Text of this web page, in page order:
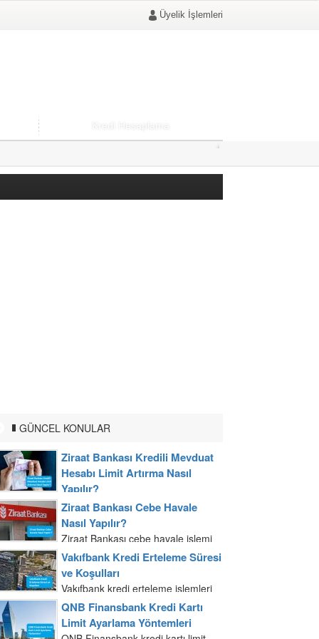
Üyelik İşlemleri
GÜNCEL KONULAR
Ziraat Bankası Kredili Mevduat
Hesabı Limit Artırma Nasıl
Yapılır?
Ziraat Bankası kredili mevduat
hesabı limitinizi artırmak için banka
şubelerine başvuru yapabilmeniz
mümkündür. Gelir belgenizi ve
nüfus cüzdanınızla banka şubesine
gittiğiniz zaman kredi yetkilisi ile...
Ziraat Bankası Cebe Havale
Nasıl Yapılır?
Ziraat Bankası cebe havale işlemi
mobil uygulama ve internet
bankacılığı üzerinden yapılır. Ziraat
Bankası cebe havale işlemini
internet bankacılığından
gerçekleştirmek T.C. kimlik
numarası veya müşteri...
Vakıfbank Kredi Erteleme Süresi
ve Koşulları
Vakıfbank kredi erteleme işlemleri
Vakıfbank şubelerinden yapılabilir.
Nüfus cüzdanınız ile şubeye
başvuru yaptığınızda yetkiliye kredi
QNB Finansbank Kredi Kartı
Limit Ayarlama Yöntemleri